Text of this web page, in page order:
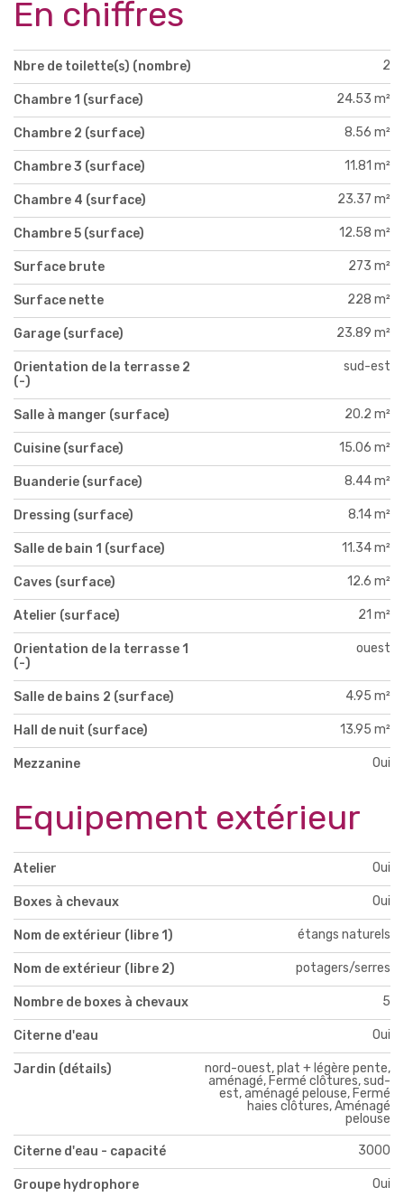
En chiffres
Nbre de toilette(s) (nombre) 2
Chambre 1 (surface) 24.53 m²
Chambre 2 (surface) 8.56 m²
Chambre 3 (surface) 11.81 m²
Chambre 4 (surface) 23.37 m²
Chambre 5 (surface) 12.58 m²
Surface brute 273 m²
Surface nette 228 m²
Garage (surface) 23.89 m²
Orientation de la terrasse 2
(-)
sud-est
Salle à manger (surface) 20.2 m²
Cuisine (surface) 15.06 m²
Buanderie (surface) 8.44 m²
Dressing (surface) 8.14 m²
Salle de bain 1 (surface) 11.34 m²
Caves (surface) 12.6 m²
Atelier (surface) 21 m²
Orientation de la terrasse 1
(-)
ouest
Salle de bains 2 (surface) 4.95 m²
Hall de nuit (surface) 13.95 m²
Mezzanine Oui
Equipement extérieur
Atelier Oui
Boxes à chevaux Oui
Nom de extérieur (libre 1) étangs naturels
Nom de extérieur (libre 2) potagers/serres
Nombre de boxes à chevaux 5
Citerne d'eau Oui
Jardin (détails)
nord-ouest, plat + légère pente,
aménagé, Fermé clôtures, sud-
est, aménagé pelouse, Fermé
haies clôtures, Aménagé
pelouse
Citerne d'eau - capacité 3000
Groupe hydrophore Oui